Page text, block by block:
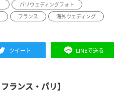
パリウェディングフォト
フランス
海外ウェディング
ツイート LINEで送る
ランス・パリ】